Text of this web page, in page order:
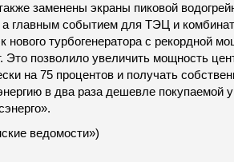
заменены экраны пиковой
главным событием для ТЭЦ и
нового турбогенератора с рекордной
Это позволило увеличить мощность
на 75 процентов и получать
в два раза дешевле покупаемой у
ведомости»)